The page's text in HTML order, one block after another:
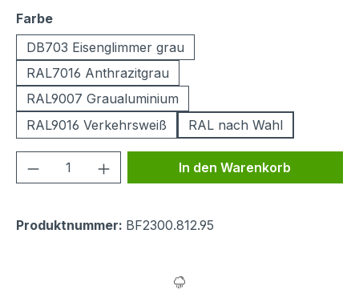
Farbeauswählen
DB703 Eisenglimmer grau
RAL7016 Anthrazitgrau
RAL9007 Graualuminium
RAL9016 Verkehrsweiß
RAL nach Wahl
Produkt Anzahl: Gib denIn den Warenkorb
Produktnummer: BF2300.812.95